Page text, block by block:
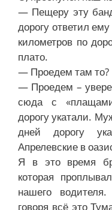
— Пещеру эту
дорогу ответил
километров по
плато.
— Проедем там то?
— Проедем –
сюда с
дорогу укатали.
дней дорогу
Апрелевские в
Я в это время
которая
нашего
говоря всё это